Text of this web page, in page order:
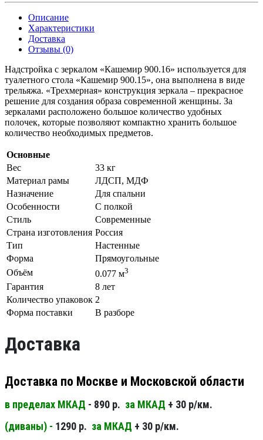
Описание
Характеристики
Доставка
Отзывы (0)
Надстройка с зеркалом «Кашемир 900.16» используется для
туалетного стола «Кашемир 900.15», она выполнена в виде
трельяжа. «Трехмерная» конструкция зеркала – прекрасное
решение для создания образа современной женщины. За
зеркалами расположено большое количество удобных
полочек, которые позволяют компактно хранить большое
количество необходимых предметов.
Основные
Вес
33 кг
Материал рамы
ЛДСП, МДФ
Назначение
Для спальни
Особенности
С полкой
Стиль
Современные
Страна изготовления Россия
Тип
Настенные
Форма
Прямоугольные
Объём
0.077 м3
Гарантия
8 лет
Количество упаковок 2
Форма поставки
В разборе
Доставка
Доставка по Москве и Московской области
в пределах МКАД - 890 р. за МКАД + 30 р/км.
(диваны) - 1290 р. за МКАД + 30 р/км.